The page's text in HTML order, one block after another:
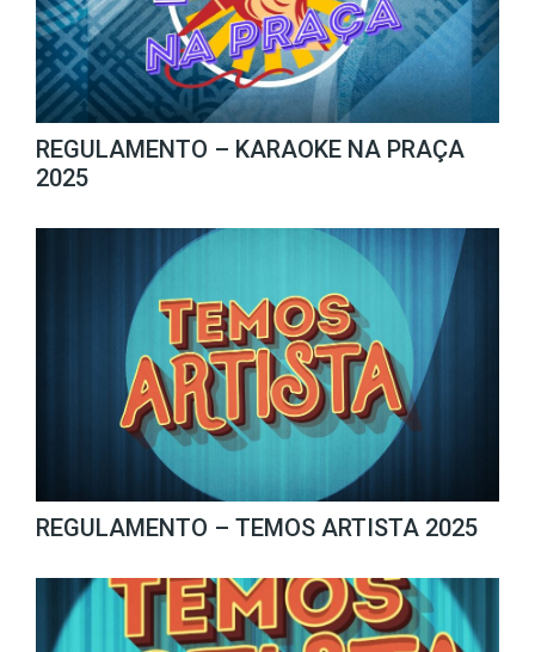
REGULAMENTO – KARAOKE NA PRAÇA
2025
REGULAMENTO – TEMOS ARTISTA 2025